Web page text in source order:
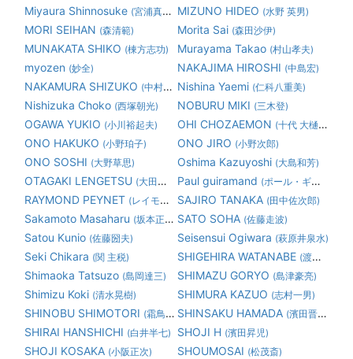
Miyaura Shinnosuke (宮浦真之助) MIZUNO HIDEO (水野 英男)
MORI SEIHAN (森清範) Morita Sai (森田沙伊)
MUNAKATA SHIKO (棟方志功) Murayama Takao (村山孝夫)
myozen (妙全) NAKAJIMA HIROSHI (中島宏)
NAKAMURA SHIZUKO (中村静子) Nishina Yaemi (仁科八重美)
Nishizuka Choko (西塚朝光) NOBURU MIKI (三木登)
OGAWA YUKIO (小川裕起夫) OHI CHOZAEMON (十代 大樋長左衛門)
ONO HAKUKO (小野珀子) ONO JIRO (小野次郎)
ONO SOSHI (大野草思) Oshima Kazuyoshi (大島和芳)
OTAGAKI LENGETSU (大田垣蓮月) Paul guiramand (ポール・ギヤマン)
RAYMOND PEYNET (レイモン・ペイネ) SAJIRO TANAKA (田中佐次郎)
Sakamoto Masaharu (坂本正春) SATO SOHA (佐藤走波)
Satou Kunio (佐藤圀夫) Seisensui Ogiwara (萩原井泉水)
Seki Chikara (関 主税) SHIGEHIRA WATANABE (渡邊繁平)
Shimaoka Tatsuzo (島岡達三) SHIMAZU GORYO (島津豪亮)
Shimizu Koki (清水晃樹) SHIMURA KAZUO (志村一男)
SHINOBU SHIMOTORI (霜鳥 忍) SHINSAKU HAMADA (濱田晋作)
SHIRAI HANSHICHI (白井半七) SHOJI H (濱田昇児)
SHOJI KOSAKA (小阪正次) SHOUMOSAI (松茂斎)